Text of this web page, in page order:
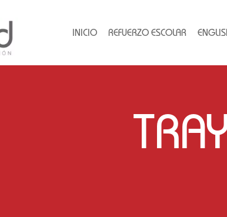
INICIO REFUERZO ESCOLAR